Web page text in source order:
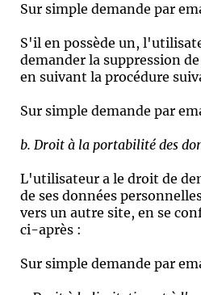
Sur simple demande par
S'il en possède un,
demander la suppression
en suivant la procédure
Sur simple demande par
b. Droit à la portabilité des
L'utilisateur a le droit de
de ses données
vers un autre site, en se
ci-après :
Sur simple demande par